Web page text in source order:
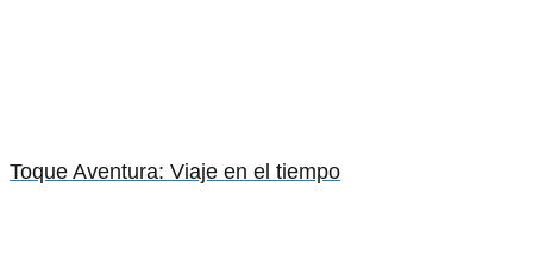
Toque Aventura: Viaje en el tiempo